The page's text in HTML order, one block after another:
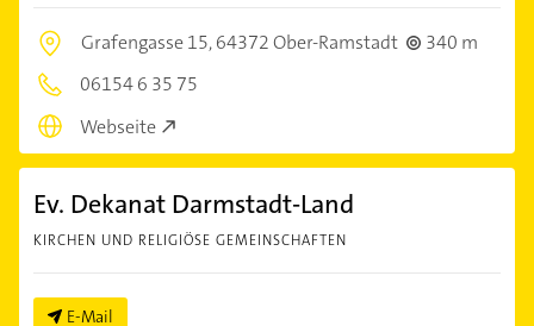
Grafengasse 15,64372 Ober-Ramstadt
340 m
06154 6 35 75
Webseite
Ev. Dekanat Darmstadt-Land
KIRCHEN UND RELIGIÖSE GEMEINSCHAFTEN
E-Mail